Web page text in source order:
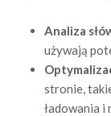
Analiza
używają
stronie,
ładowania i